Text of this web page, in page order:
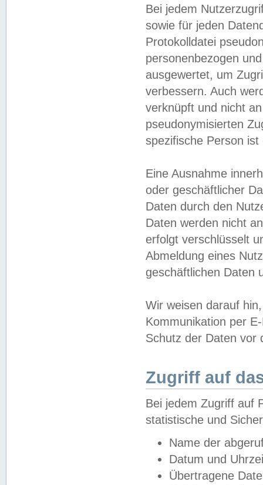
Bei jedem
sowie für jeden
Protokolldatei
personenbezogen
ausgewertet, um
verbessern. Auch
verknüpft und nicht
pseudonymisierten
spezifische Person
Eine Ausnahme
oder geschäftlicher
Daten durch den
Daten werden nicht
erfolgt verschlüsselt
Abmeldung eines
geschäftlichen Daten
Wir weisen darauf
Kommunikation per
Schutz der Daten vor
Zugriff auf
Bei jedem Zugriff auf
statistische und
Name der
Datum und
Übertragene